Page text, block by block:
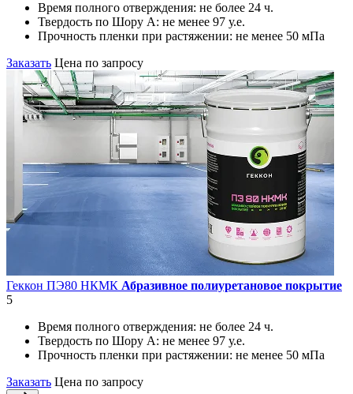
Время полного отверждения: не более 24 ч.
Твердость по Шору А: не менее 97 у.е.
Прочность пленки при растяжении: не менее 50 мПа
Заказать Цена по запросу
Геккон ПЭ80 НКМК Абразивное полиуретановое покрытие
5
Время полного отверждения: не более 24 ч.
Твердость по Шору А: не менее 97 у.е.
Прочность пленки при растяжении: не менее 50 мПа
Заказать Цена по запросу